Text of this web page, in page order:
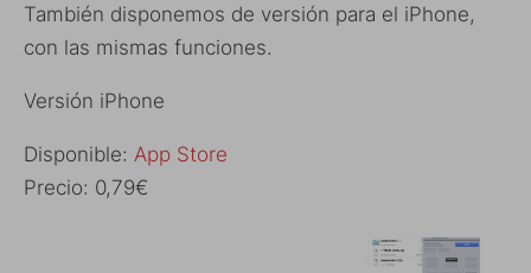
También disponemos de versión para el iPhone,
con las mismas funciones.
Versión iPhone
Disponible: App Store
Precio: 0,79€